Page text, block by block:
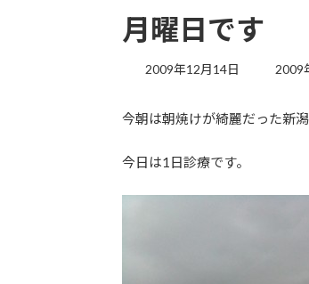
月曜日です
2009年12月14日
最
新
2009
今朝は朝焼けが綺麗だった新
今日は1日診療です。